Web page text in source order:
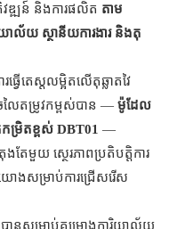
ភិវឌ្ឍន៍ និងការផលិត តាម
យាល័យ ស្ថានីយការងារ និងតុ
វើតេស្តលម្អិតលើតុឆ្លាតវៃ
ៃតម្រូវកម្ពស់បាន — ម៉ូដែល
កម្រិតខ្ពស់ DBT01 —
តែមួយ ស្ថេរភាពប្រតិបត្តិការ
ងសម្រាប់ការជ្រើសរើស